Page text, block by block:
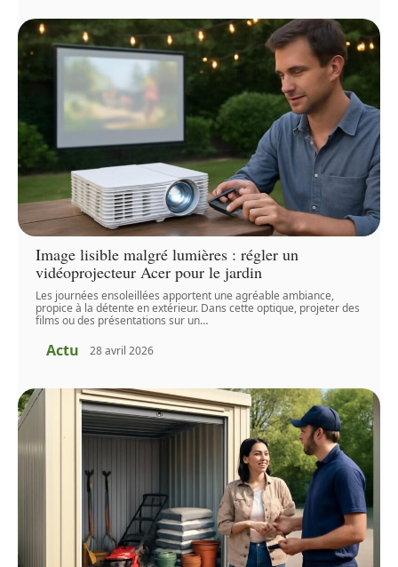
Image lisible malgré lumières : régler un
vidéoprojecteur Acer pour le jardin
Les journées ensoleillées apportent une agréable ambiance,
propice à la détente en extérieur. Dans cette optique, projeter des
films ou des présentations sur un…
Actu 28 avril 2026